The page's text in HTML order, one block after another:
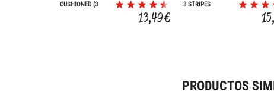
CUSHIONED (3
13,49 €
3 STRIPES
PRODUCTOS